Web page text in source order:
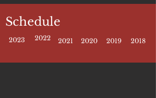
​Schedule
2023 2022 2021 2020 2019 2018